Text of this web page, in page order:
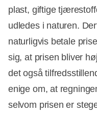
plast, giftige
udledes i naturen.
naturligvis betale
sig, at prisen bliver
det også
enige om, at
selvom prisen er